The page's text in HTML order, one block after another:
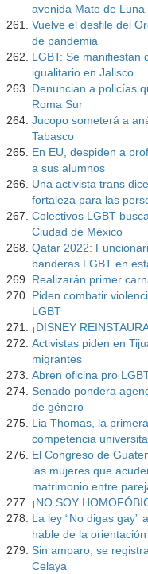
avenida Mate de Luna
Vuelve el desfile del
de pandemia
LGBT: Se manifiestan
igualitario en Jalisco
Denuncian a policías
Roma Sur
Jucopo someterá a
Tabasco
En EU, despiden a
a sus alumnos
Una activista trans
fortaleza para las
Colectivos LGBT
Ciudad de México
Qatar 2022:
banderas LGBT en
Realizarán primer
Piden combatir
LGBT
¡DISNEY
Activistas piden en
migrantes
Abren oficina pro
Senado pondera
de género
Lia Thomas, la
competencia
El Congreso de
las mujeres que
matrimonio entre
¡NO SOY
La ley “No digas gay”
hable de la
Sin amparo, se
Celaya